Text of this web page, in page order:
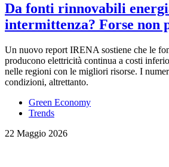
Da fonti rinnovabili
intermittenza? Forse non
Un nuovo report IRENA sostiene che le
producono elettricità continua a costi
nelle regioni con le migliori risorse. I
condizioni, altrettanto.
Green Economy
Trends
22 Maggio 2026